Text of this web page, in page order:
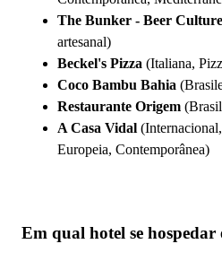
The Bunker - Beer Culture
artesanal)
Beckel's Pizza (Italiana,
Coco Bambu Bahia
Restaurante Origem
A Casa Vidal
Europeia, Contemporânea)
Em qual hotel se